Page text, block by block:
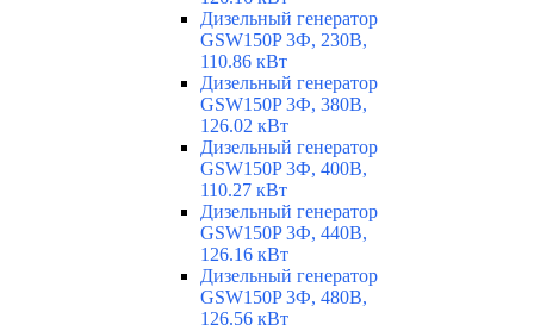
Дизельный генератор
GSW150P 3Ф, 230В,
110.86 кВт
Дизельный генератор
GSW150P 3Ф, 380В,
126.02 кВт
Дизельный генератор
GSW150P 3Ф, 400В,
110.27 кВт
Дизельный генератор
GSW150P 3Ф, 440В,
126.16 кВт
Дизельный генератор
GSW150P 3Ф, 480В,
126.56 кВт